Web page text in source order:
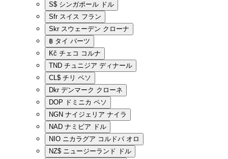
S$ シンガポール ドル
Sfr スイス フラン
Skr スウェーデン クローナ
฿ タイ バーツ
Kč チェコ コルナ
TND チュニジア ディナール
CL$ チリ ペソ
Dkr デンマーク クローネ
DOP ドミニカ ペソ
NGN ナイジェリア ナイラ
NAD ナミビア ドル
NIO ニカラグア コルドバ オロ
NZ$ ニュージーランド ドル